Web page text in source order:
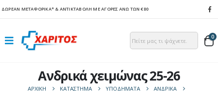
ΔΩΡΕΑΝ ΜΕΤΑΦΟΡΙΚΑ* & ΑΝΤΙΚΤΑΒΟΛΗ ΜΕ ΑΓΟΡΕΣ ΑΝΩ ΤΩΝ €80
0
Ανδρικά χειμώνας 25-26
ΑΡΧΙΚΉ ΚΑΤΆΣΤΗΜΑ ΥΠΟΔΗΜΑΤΑ
ΑΝΔΡΙΚΑ